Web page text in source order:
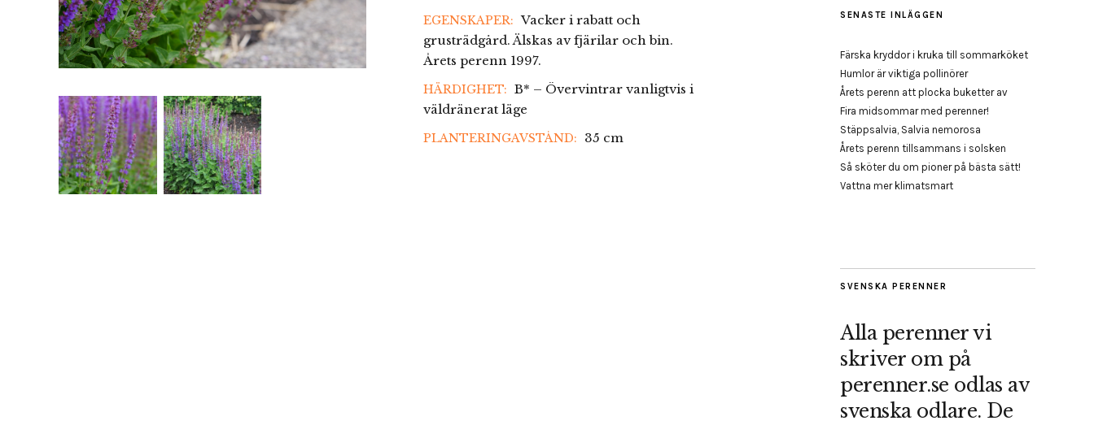
EGENSKAPER: Vacker i rabatt och
grusträdgård. Älskas av fjärilar och bin.
Årets perenn 1997.
HÄRDIGHET: B* – Övervintrar vanligtvis i
väldränerat läge
PLANTERINGAVSTÅND: 35 cm
SENASTE INLÄGGEN
Färska kryddor i kruka till sommarköket
Humlor är viktiga pollinörer
Årets perenn att plocka buketter av
Fira midsommar med perenner!
Stäppsalvia, Salvia nemorosa
Årets perenn tillsammans i solsken
Så sköter du om pioner på bästa sätt!
Vattna mer klimatsmart
SVENSKA PERENNER
Alla perenner vi
skriver om på
perenner.se odlas av
svenska odlare. De